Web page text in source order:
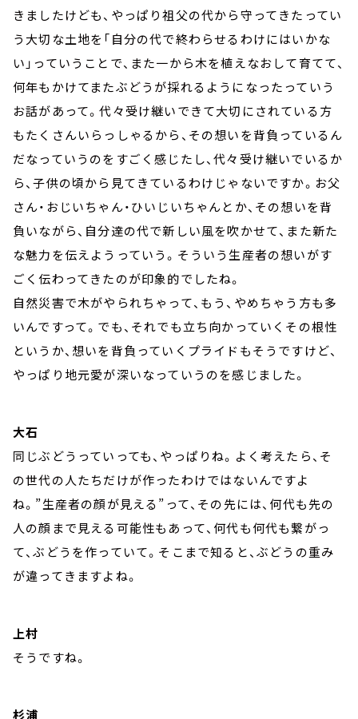
きましたけども、やっぱり祖父の代から守ってきたってい
う大切な土地を「自分の代で終わらせるわけにはいかな
い」っていうことで、また一から木を植えなおして育てて、
何年もかけてまたぶどうが採れるようになったっていう
お話があって。代々受け継いできて大切にされている方
もたくさんいらっしゃるから、その想いを背負っているん
だなっていうのをすごく感じたし、代々受け継いでいるか
ら、子供の頃から見てきているわけじゃないですか。お父
さん・おじいちゃん・ひいじいちゃんとか、その想いを背
負いながら、自分達の代で新しい風を吹かせて、また新た
な魅力を伝えようっていう。そういう生産者の想いがす
ごく伝わってきたのが印象的でしたね。
自然災害で木がやられちゃって、もう、やめちゃう方も多
いんですって。でも、それでも立ち向かっていくその根性
というか、想いを背負っていくプライドもそうですけど、
やっぱり地元愛が深いなっていうのを感じました。
大石
同じぶどうっていっても、やっぱりね。よく考えたら、そ
の世代の人たちだけが作ったわけではないんですよ
ね。”生産者の顔が見える”って、その先には、何代も先の
人の顔まで見える可能性もあって、何代も何代も繋がっ
て、ぶどうを作っていて。そこまで知ると、ぶどうの重み
が違ってきますよね。
上村
そうですね。
杉浦